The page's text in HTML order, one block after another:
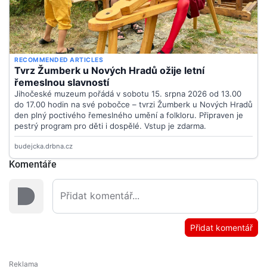
Komentáře
Přidat komentář